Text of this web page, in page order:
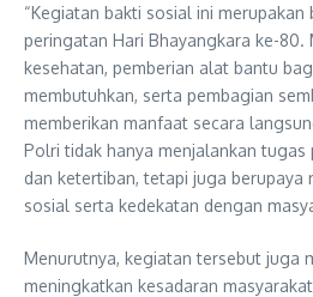
“Kegiatan bakti sosial ini merupakan
peringatan Hari Bhayangkara ke-80.
kesehatan, pemberian alat bantu
membutuhkan, serta pembagian
memberikan manfaat secara
Polri tidak hanya menjalankan tugas
dan ketertiban, tetapi juga berupaya
sosial serta kedekatan dengan
Menurutnya, kegiatan tersebut juga
meningkatkan kesadaran